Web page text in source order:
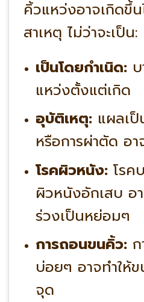
คิ้วแหว่งอาจเกิดขึ้
สาเหตุ ไม่ว่าจะเป็น:
เป็นโดยกำเนิด:บ
แหว่งตั้งแต่เกิด
อุบัติเหตุ:แผลเป็
หรือการผ่าตัด อ
โรคผิวหนัง:โรค
ผิวหนังอักเสบ อ
ร่วงเป็นหย่อมๆ
การถอนขนคิ้ว:ก
บ่อยๆ อาจทำให้
จุด